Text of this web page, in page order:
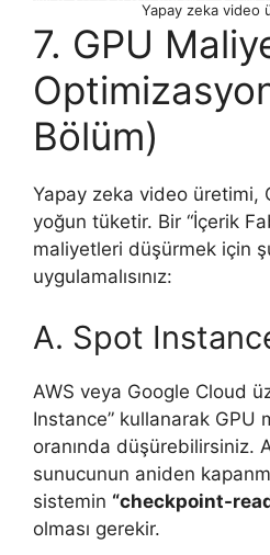
Yapay zeka video
7. GPU
Bölüm)
Yapay zeka video üretimi,
yoğun tüketir. Bir “İçerik
maliyetleri düşürmek için
uygulamalısınız:
A. Spot
AWS veya Google Cloud
Instance” kullanarak GPU
oranında düşürebilirsiniz.
sunucunun aniden
sistemin “checkpoint-
olması gerekir.